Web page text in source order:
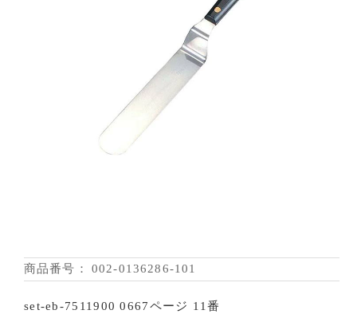
商品番号： 002-0136286-101
set-eb-7511900 0667ページ 11番